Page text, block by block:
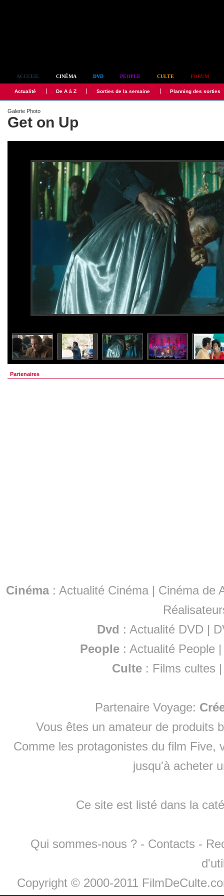
ACCUEIL CINÉMA DVD PEOPLE CULTE FORUM
Actualité De A à Z Sorties de la semaine Planning des sorties
Galerie Photo
Get on Up
Partenaires
Cinéma: Actualité Cinéma | Cinéma de
Dvd : Actualité DVD |
People :Actualité People
Culte : Films cultes
Partenaire Voyage:
Vous êtes un amateur de produits
Comme les protagonistes du film Five,
jusqu'à acheter
Ce site est listé dans la
Qui sommes-nous ? - Contacts -
Copyright © 2000-2011